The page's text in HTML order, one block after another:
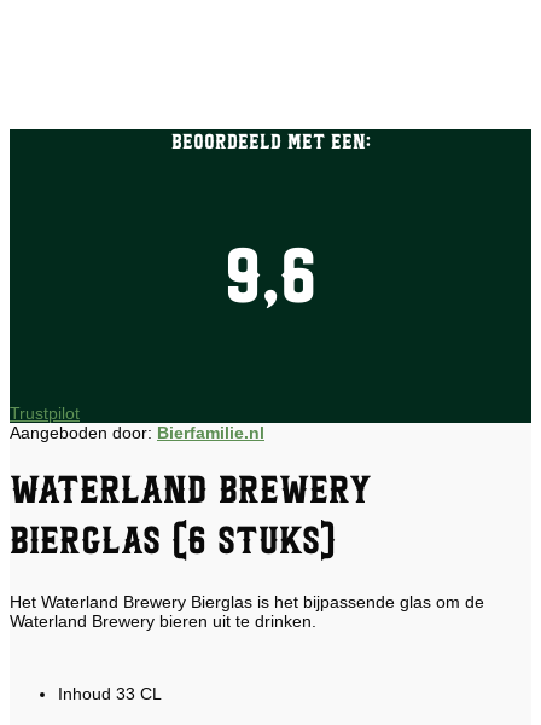
Beoordeeld met een:
9,6
Trustpilot
Aangeboden door: Bierfamilie.nl
Waterland Brewery
Bierglas (6 stuks)
Het Waterland Brewery Bierglas is het bijpassende glas om de
Waterland Brewery bieren uit te drinken.
Inhoud 33 CL